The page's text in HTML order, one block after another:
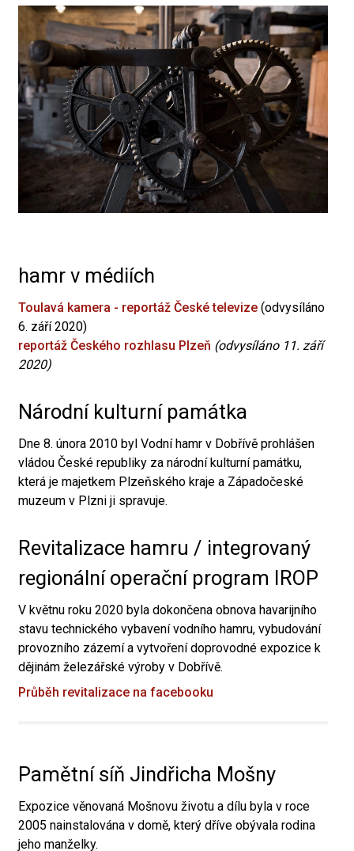
hamr v médiích
Toulavá kamera - reportáž České televize (odvysíláno
6. září 2020)
reportáž Českého rozhlasu Plzeň (odvysíláno 11. září
2020)
Národní kulturní památka
Dne 8. února 2010 byl Vodní hamr v Dobřívě prohlášen
vládou České republiky za národní kulturní památku,
která je majetkem Plzeňského kraje a Západočeské
muzeum v Plzni ji spravuje.
Revitalizace hamru / integrovaný
regionální operační program IROP
V květnu roku 2020 byla dokončena obnova havarijního
stavu technického vybavení vodního hamru, vybudování
provozního zázemí a vytvoření doprovodné expozice k
dějinám železářské výroby v Dobřívě.
Průběh revitalizace na facebooku
Pamětní síň Jindřicha Mošny
Expozice věnovaná Mošnovu životu a dílu byla v roce
2005 nainstalována v domě, který dříve obývala rodina
jeho manželky.